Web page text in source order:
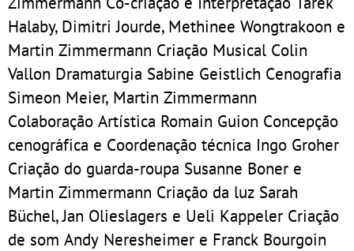
Halaby, Dimitri Jourde, Methinee Wongtrakoon e
Martin Zimmermann Criação Musical Colin
Vallon Dramaturgia Sabine Geistlich Cenografia
Simeon Meier, Martin Zimmermann
Colaboração Artística Romain Guion Concepção
cenográfica e Coordenação técnica Ingo Groher
Criação do guarda-roupa Susanne Boner e
Martin Zimmermann Criação da luz Sarah
Büchel, Jan Olieslagers e Ueli Kappeler Criação
de som Andy Neresheimer e Franck Bourgoin